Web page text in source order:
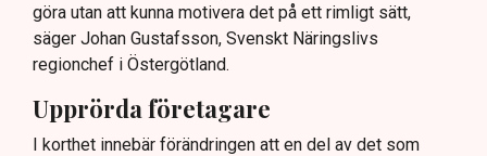
göra utan att kunna motivera det på ett rimligt sätt,
säger Johan Gustafsson, Svenskt Näringslivs
regionchef i Östergötland.
Upprörda företagare
I korthet innebär förändringen att en del av det som